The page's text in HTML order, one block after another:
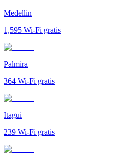
Medellin
1,595 Wi-Fi gratis
Palmira
364 Wi-Fi gratis
Itagui
239 Wi-Fi gratis